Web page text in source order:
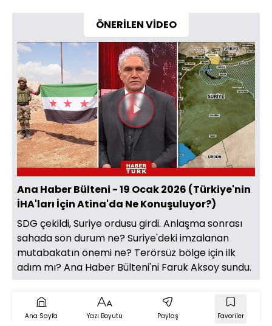
ÖNERİLEN VİDEO
Videoyu
Oynat
Ana Haber Bülteni - 19 Ocak 2026 (Türkiye'nin
İHA'ları İçin Atina'da Ne Konuşuluyor?)
SDG çekildi, Suriye ordusu girdi. Anlaşma sonrası
sahada son durum ne? Suriye'deki imzalanan
mutabakatın önemi ne? Terörsüz bölge için ilk
adım mı? Ana Haber Bülteni'ni Faruk Aksoy sundu.
Ana Sayfa Yazı Boyutu Paylaş Favoriler